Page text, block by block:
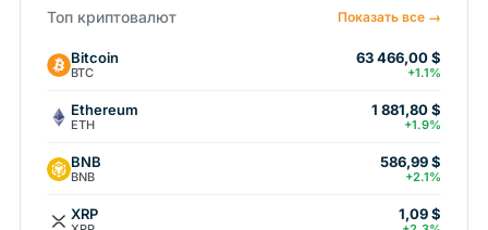
Топ криптовалют Показать все →
Bitcoin
BTC
63 466,00 $
+1.1%
Ethereum
ETH
1 881,80 $
+1.9%
BNB
BNB
586,99 $
+2.1%
XRP 1,09 $